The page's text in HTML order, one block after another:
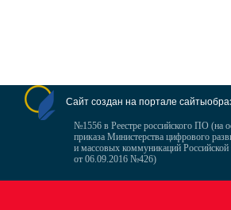
Сайт создан на портале
№1556 в Реестре российского ПО (на
приказа Министерства цифрового
и массовых коммуникаций
от 06.09.2016 №426)